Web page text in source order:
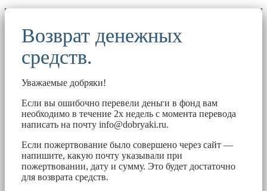
Возврат денежных
средств.
Уважаемые добряки!
Если вы ошибочно перевели деньги в фонд вам
необходимо в течение 2х недель с момента перевода
написать на почту info@dobryaki.ru.
Если пожертвование было совершено через сайт —
напишите, какую почту указывали при
пожертвовании, дату и сумму. Это будет достаточно
для возврата средств.